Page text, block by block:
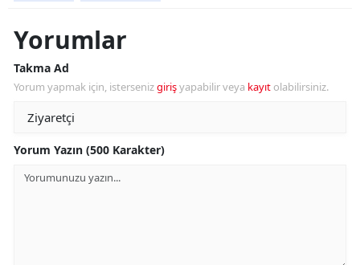
Yorumlar
Takma Ad
Yorum yapmak için, istersenizgirişyapabilir veya kayıt olabilirsiniz.
Yorum Yazın (500 Karakter)